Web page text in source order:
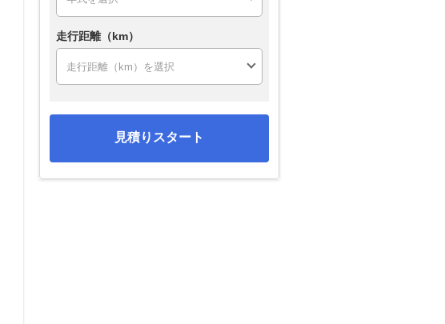
走行距離（km）
見積りスタート